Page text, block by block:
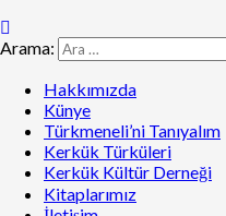
Arama:
Hakkımızda
Künye
Türkmeneli’ni Tanıyalım
Kerkük Türküleri
Kerkük Kültür Derneği
Kitaplarımız